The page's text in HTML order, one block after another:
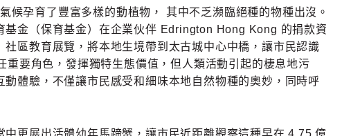
候孕育了豐富多樣的動植物， 其中不乏瀕臨絕種的物種出沒。
金（保育基金）在企業伙伴 Edrington Hong Kong 的捐款資
社區教育展覽，將本地生境帶到太古城中心中橋，讓市民認識
要角色，發揮獨特生態價值，但人類活動引起的棲息地污
體驗，不僅讓市民感受和細味本地自然物種的奧妙，同時呼
中更展出活體幼年馬蹄蟹，讓市民近距離觀察這種早在 4.75 億